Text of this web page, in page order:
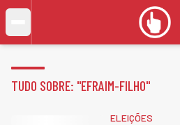
TUDO SOBRE: "EFRAIM-FILHO"
ELEIÇÕES